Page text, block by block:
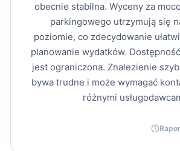
obecnie stabilna. Wyceny za
parkingowego utrzymują się
poziomie, co zdecydowanie
planowanie wydatków.
jest ograniczona. Znalezienie
bywa trudne i może wymagać
różnymi